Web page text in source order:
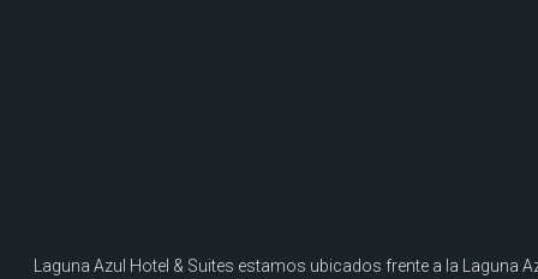
Laguna Azul Hotel & Suites estamos ubicados frente a la Laguna